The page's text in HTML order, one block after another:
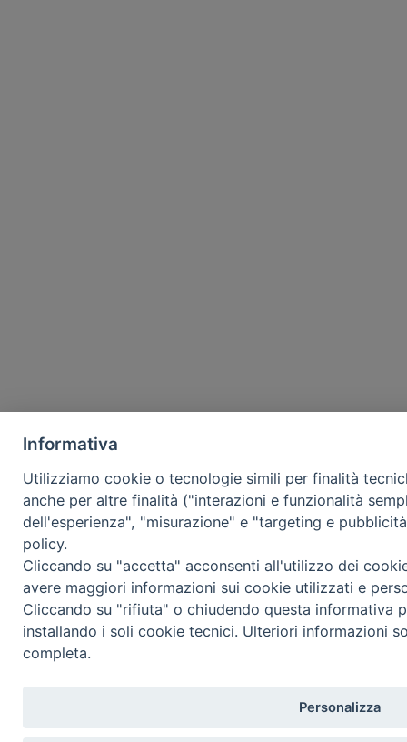
Informativa
Utilizziamo cookie o tecnologie simili per finalità
anche per altre finalità ("interazioni e funzionalità
dell'esperienza", "misurazione" e "targeting e
policy.
Cliccando su "accetta" acconsenti all'utilizzo dei
avere maggiori informazioni sui cookie utilizzati e
Cliccando su "rifiuta" o chiudendo questa informativa
installando i soli cookie tecnici. Ulteriori informazioni
completa.
Personalizza